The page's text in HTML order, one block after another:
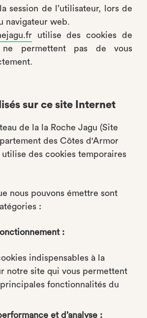
session de l’utilisateur, lors de
navigateur web.
utilise des cookies de
ne permettent pas de vous
sur ce site Internet
de la la Roche Jagu (Site
des Côtes d'Armor
utilise des cookies temporaires
nous pouvons émettre sont
:
:
indispensables à la
notre site qui vous permettent
fonctionnalités du
et d’analyse :